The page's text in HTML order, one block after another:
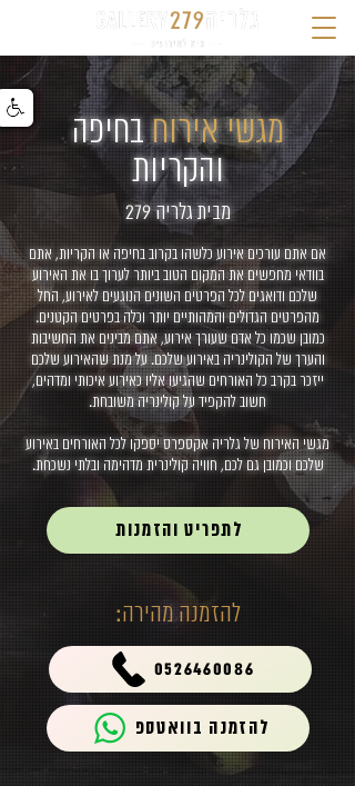
מגשי אירוח בחיפה
והקריות
מבית גלריה 279
אם אתם עורכים אירוע כלשהו בקרוב בחיפה או הקריות, אתם
בוודאי מחפשים את המקום הטוב ביותר לערוך בו את האירוע
שלכם ודואגים לכל הפרטים השונים הנוגעים לאירוע, החל
מהפרטים הגדולים והמהותיים יותר וכלה בפרטים הקטנים.
כמובן שכמו כל אדם שעורך אירוע, אתם מבינים את החשיבות
והערך של הקולינריה באירוע שלכם. על מנת שהאירוע שלכם
ייזכר בקרב כל האורחים שהגיעו אליו כאירוע איכותי ומדהים,
חשוב להקפיד על קולינריה משובחת.
מגשי האירוח של גלריה אקספרס יספקו לכל האורחים באירוע
שלכם וכמובן גם לכם, חוויה קולינרית מדהימה ובלתי נשכחת.
לתפריט והזמנות
להזמנה מהירה:
0526460086
להזמנה בוואטספ